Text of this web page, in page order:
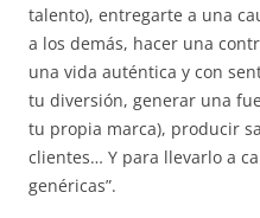
talento), entregarte a una
a los demás, hacer una
una vida auténtica y con
tu diversión, generar una
tu propia marca), producir
clientes… Y para llevarlo a
genéricas”.